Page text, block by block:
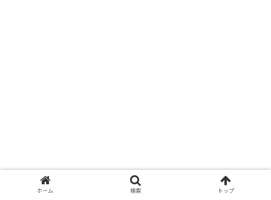
ホーム 検索 トップ